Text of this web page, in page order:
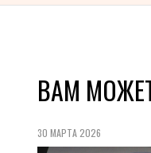
ВАМ
30 МАРТА 2026